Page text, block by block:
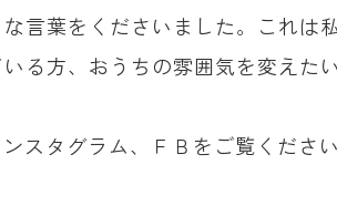
言葉をくださいました。これ
る方、おうちの雰囲気を変え
スタグラム、ＦＢをご覧ください